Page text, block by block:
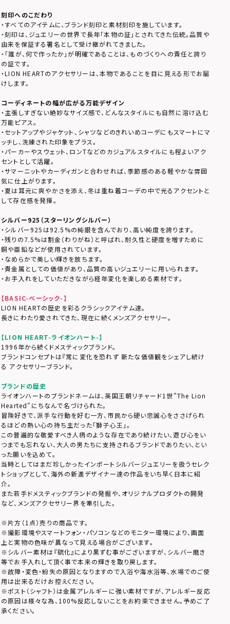
刻印へのこだわり
・すべてのアイテムに、ブランド刻印と素材刻印を施しています。
・刻印は、ジュエリーの世界で長年「本物の証」とされてきた伝統。品質や
由来を保証する署名として受け継がれてきました。
・「誰が、何で作ったか」が明確であることは、ものづくりへの責任と誇り
の証です。
・LION HEARTのアクセサリーは、本物であることを目に見える形でお届
けします。
コーディネートの幅が広がる万能デザイン
・主張しすぎない絶妙なサイズ感で、どんなスタイルにも自然に溶け込む
万能ピアス。
・セットアップやジャケット、シャツなどのきれいめコーデにもスマートにマ
ッチし、洗練された印象をプラス。
・パーカーやスウェット、ロンTなどのカジュアルスタイルにも程よいアク
セントとして活躍。
・サマーニットやカーディガンと合わせれば、季節感のある軽やかな雰囲
気に仕上がります。
・夏は耳元に爽やかさを添え、冬は重ね着コーデの中で光るアクセントと
して存在感を発揮。
シルバー925（スターリングシルバー）
・シルバー925は92.5%の純銀を含んでおり、高い純度を誇ります。
・残りの7.5%は割金（わりがね）と呼ばれ、耐久性と硬度を増すために
銅や亜鉛などが使用されています。
・なめらかで美しい輝きを放ちます。
・貴金属としての価値があり、品質の高いジュエリーに用いられます。
・お手入れをしていただきながら経年変化を楽しめる素材です。
【BASIC-ベーシック-】
LION HEARTの歴史を彩るクラシックアイテム達。
長きにわたり愛されてきた、現在に続くメンズアクセサリー。
【LION HEART-ライオンハート-】
1996年から続くドメスティックブランド。
ブランドコンセプトは『常に変化を恐れず 新たな価値観をシェアし続け
る アクセサリーブランド。
ブランドの歴史
ライオンハートのブランドネームは、英国王朝リチャード1世”The Lion
Hearted”にちなんで名づけられた。
冒険好きで、派手な行動を好む一方、市民から硬い忠誠心をささげられ
るほどの熱い心の持ち主だった「獅子心王」。
この普遍的な敬愛すべき人柄のような存在であり続けたい、遊び心をい
つまでも忘れない、大人の男たちに支持されるブランドでありたい、とい
った願いを込めて。
当時としてはまだ珍しかったインポートシルバージュエリーを扱うセレク
トショップとして、海外の新進デザイナー達の作品をいち早く日本に紹
介。
また若手ドメスティックブランドの発掘や、オリジナルプロダクトの開発
など、メンズアクセサリー界を牽引した。
※片方（1点）売りの商品です。
※撮影環境やスマートフォン・パソコンなどのモニター環境により、画面
上と実物の色味が異なって見える場合がございます。
※シルバー素材は『硫化』により黒ずむ事がございますが、シルバー磨き
等でお手入れして頂く事で本来の輝きを取り戻します。
※故障・変色・紛失の原因となりますので入浴や海水浴等、水場でのご使
用は出来るだけお控えください。
※ポスト（シャフト）は金属アレルギーに強い素材ですが、アレルギー反応
の原因は様々な為、100%反応しないことをお約束できません。予めご了
承ください。